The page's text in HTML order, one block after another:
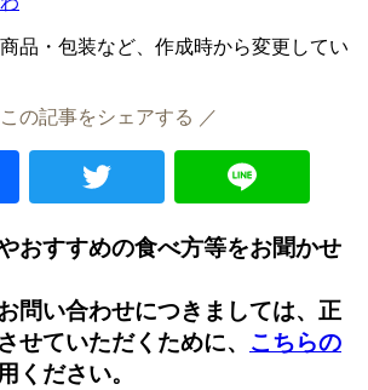
品・包装など、作成時から変更してい
の記事をシェアする ／
Facebook Twitter
おすすめの食べ方等をお聞かせ
問い合わせにつきましては、正
せていただくために、 こちらの
ください。